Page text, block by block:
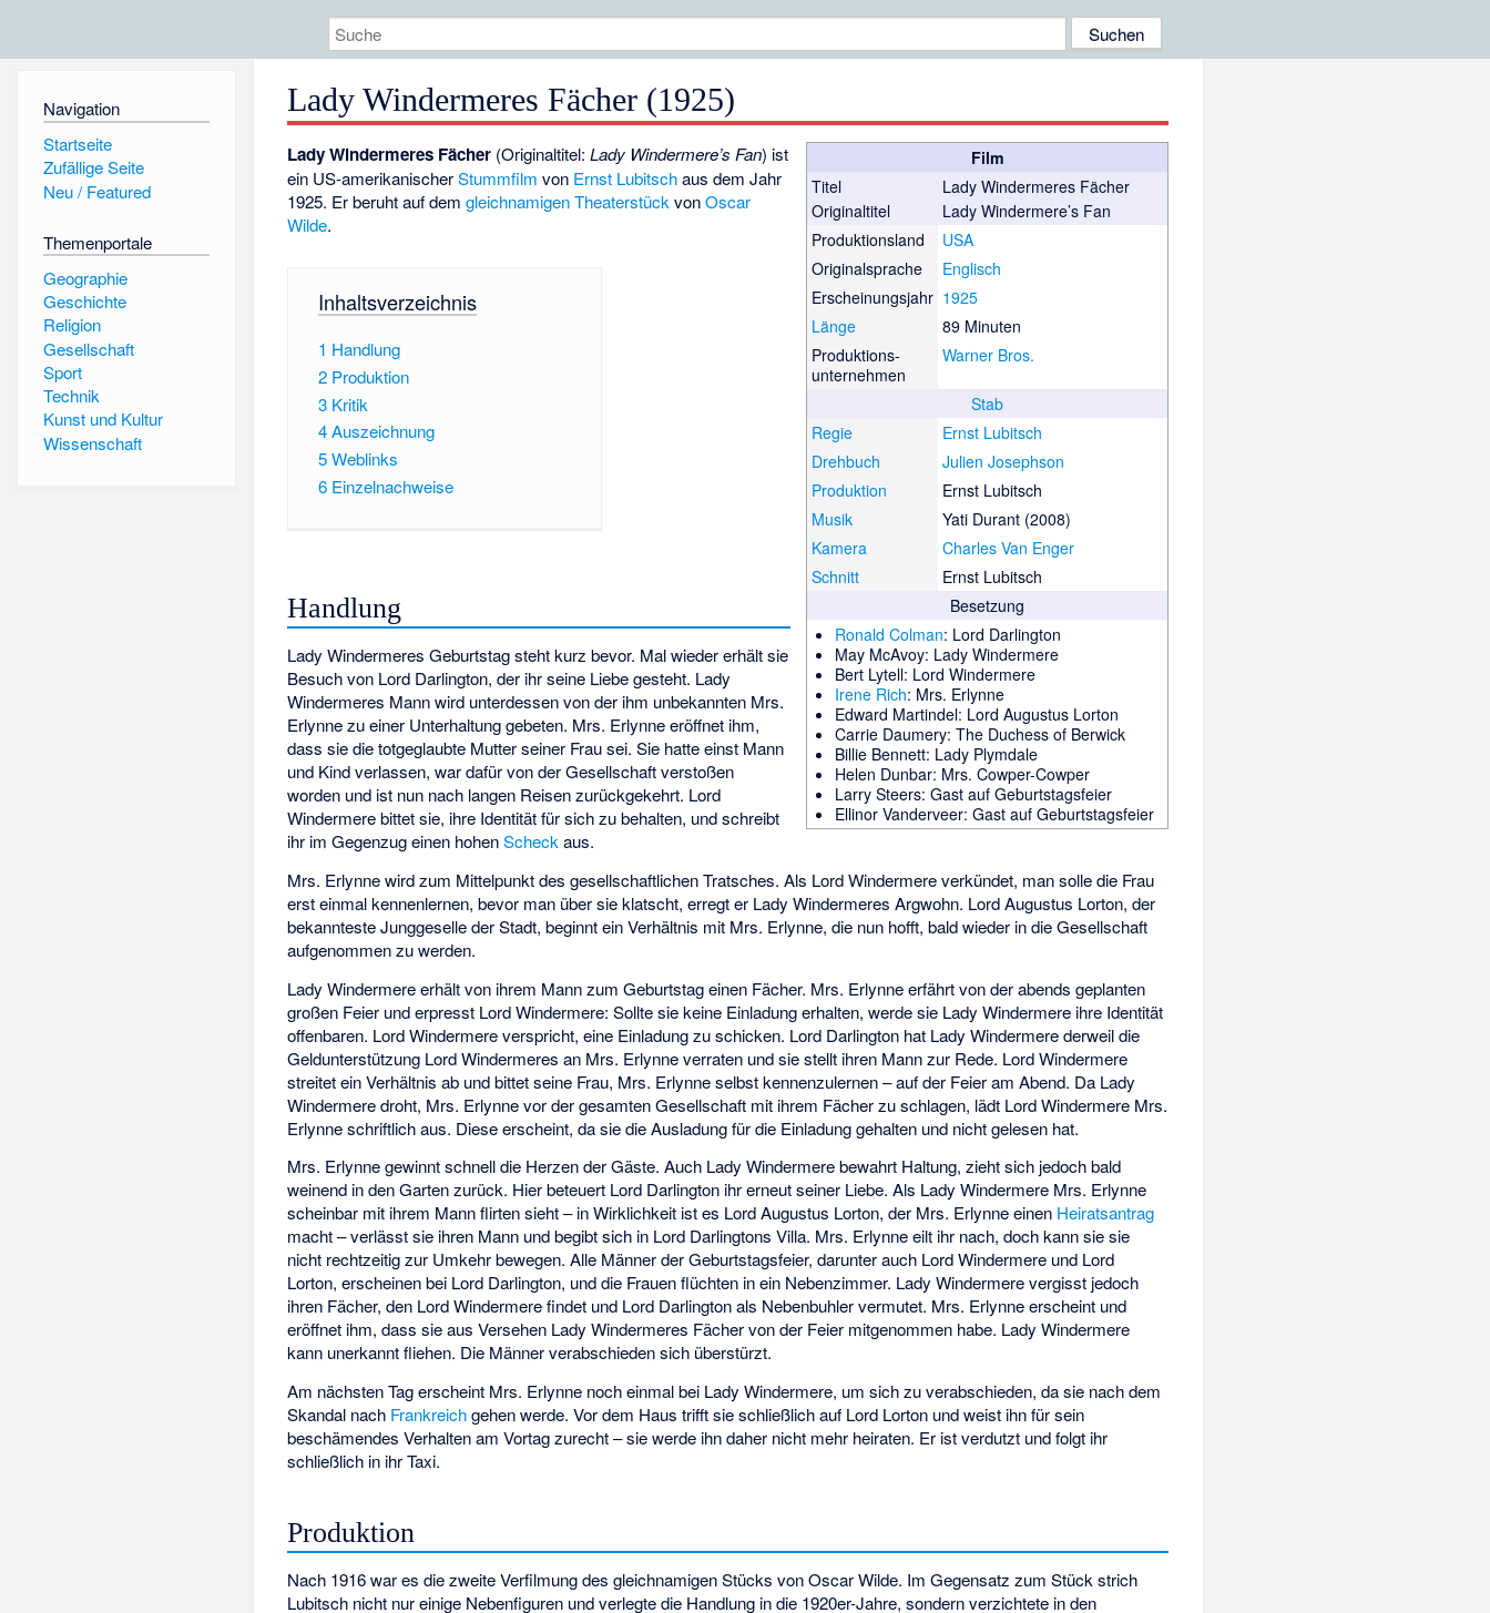
Navigation
Startseite
Zufällige Seite
Neu / Featured
Themenportale
Geographie
Geschichte
Religion
Gesellschaft
Sport
Technik
Kunst und Kultur
Wissenschaft
Lady Windermeres Fächer (1925)
Film
Titel
Lady Windermeres Fächer
Originaltitel
Lady Windermere’s Fan
Produktionsland
USA
Originalsprache
Englisch
Erscheinungsjahr 1925
Länge
89 Minuten
Produktions­
unternehmen
Warner Bros.
Stab
Regie
Ernst Lubitsch
Drehbuch
Julien Josephson
Produktion
Ernst Lubitsch
Musik
Yati Durant (2008)
Kamera
Charles Van Enger
Schnitt
Ernst Lubitsch
Besetzung
Ronald Colman: Lord Darlington
May McAvoy: Lady Windermere
Bert Lytell: Lord Windermere
Irene Rich: Mrs. Erlynne
Edward Martindel: Lord Augustus Lorton
Carrie Daumery: The Duchess of Berwick
Billie Bennett: Lady Plymdale
Helen Dunbar: Mrs. Cowper-Cowper
Larry Steers: Gast auf Geburtstagsfeier
Ellinor Vanderveer: Gast auf Geburtstagsfeier
Lady Windermeres Fächer (Originaltitel:Lady Windermere’s Fan) ist
ein US-amerikanischerStummfilm von Ernst Lubitschaus dem Jahr
1925. Er beruht auf demgleichnamigen TheaterstückvonOscar
Wilde.
Inhaltsverzeichnis
1 Handlung
2 Produktion
3 Kritik
4Auszeichnung
5Weblinks
6 Einzelnachweise
Handlung
Lady Windermeres Geburtstag steht kurz bevor. Mal wieder erhält sie
Besuch von Lord Darlington, der ihr seine Liebe gesteht. Lady
Windermeres Mann wird unterdessen von der ihm unbekannten Mrs.
Erlynne zu einer Unterhaltung gebeten. Mrs. Erlynne eröffnet ihm,
dass sie die totgeglaubte Mutter seiner Frau sei. Sie hatte einst Mann
und Kind verlassen, war dafür von der Gesellschaft verstoßen
worden und ist nun nach langen Reisen zurückgekehrt. Lord
Windermere bittet sie, ihre Identität für sich zu behalten, und schreibt
ihr im Gegenzug einen hohenScheckaus.
Mrs. Erlynne wird zum Mittelpunkt des gesellschaftlichen Tratsches. Als Lord Windermere verkündet, man solle die Frau
erst einmal kennenlernen, bevor man über sie klatscht, erregt er Lady Windermeres Argwohn. Lord Augustus Lorton, der
bekannteste Junggeselle der Stadt, beginnt ein Verhältnis mit Mrs. Erlynne, die nun hofft, bald wieder in die Gesellschaft
aufgenommen zu werden.
Lady Windermere erhält von ihrem Mann zum Geburtstag einen Fächer. Mrs. Erlynne erfährt von der abends geplanten
großen Feier und erpresst Lord Windermere: Sollte sie keine Einladung erhalten, werde sie Lady Windermere ihre Identität
offenbaren. Lord Windermere verspricht, eine Einladung zu schicken. Lord Darlington hat Lady Windermere derweil die
Geldunterstützung Lord Windermeres an Mrs. Erlynne verraten und sie stellt ihren Mann zur Rede. Lord Windermere
streitet ein Verhältnis ab und bittet seine Frau, Mrs. Erlynne selbst kennenzulernen – auf der Feier am Abend. Da Lady
Windermere droht, Mrs. Erlynne vor der gesamten Gesellschaft mit ihrem Fächer zu schlagen, lädt Lord Windermere Mrs.
Erlynne schriftlich aus. Diese erscheint, da sie die Ausladung für die Einladung gehalten und nicht gelesen hat.
Mrs. Erlynne gewinnt schnell die Herzen der Gäste. Auch Lady Windermere bewahrt Haltung, zieht sich jedoch bald
weinend in den Garten zurück. Hier beteuert Lord Darlington ihr erneut seiner Liebe. Als Lady Windermere Mrs. Erlynne
scheinbar mit ihrem Mann flirten sieht – in Wirklichkeit ist es Lord Augustus Lorton, der Mrs. Erlynne einen Heiratsantrag
macht – verlässt sie ihren Mann und begibt sich in Lord Darlingtons Villa. Mrs. Erlynne eilt ihr nach, doch kann sie sie
nicht rechtzeitig zur Umkehr bewegen. Alle Männer der Geburtstagsfeier, darunter auch Lord Windermere und Lord
Lorton, erscheinen bei Lord Darlington, und die Frauen flüchten in ein Nebenzimmer. Lady Windermere vergisst jedoch
ihren Fächer, den Lord Windermere findet und Lord Darlington als Nebenbuhler vermutet. Mrs. Erlynne erscheint und
eröffnet ihm, dass sie aus Versehen Lady Windermeres Fächer von der Feier mitgenommen habe. Lady Windermere
kann unerkannt fliehen. Die Männer verabschieden sich überstürzt.
Am nächsten Tag erscheint Mrs. Erlynne noch einmal bei Lady Windermere, um sich zu verabschieden, da sie nach dem
Skandal nach Frankreichgehen werde. Vor dem Haus trifft sie schließlich auf Lord Lorton und weist ihn für sein
beschämendes Verhalten am Vortag zurecht – sie werde ihn daher nicht mehr heiraten. Er ist verdutzt und folgt ihr
schließlich in ihr Taxi.
Produktion
Nach 1916 war es die zweite Verfilmung des gleichnamigen Stücks von Oscar Wilde. Im Gegensatz zum Stück strich
Lubitsch nicht nur einige Nebenfiguren und verlegte die Handlung in die 1920er-Jahre, sondern verzichtete in den